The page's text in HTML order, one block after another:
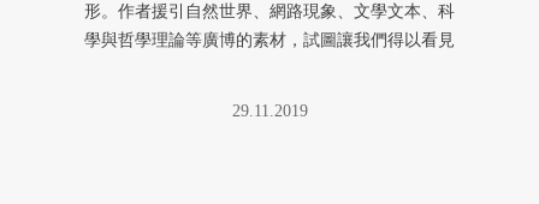
形。作者援引自然世界、網路現象、文學文本、科
學與哲學理論等廣博的素材，試圖讓我們得以看見
29.11.2019